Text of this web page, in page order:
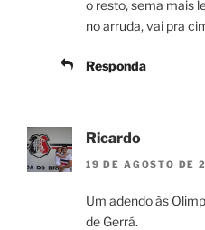
o resto, sema mais
no arruda, vai pra
Responda
Ricardo
19 DE AGOSTO DE
Um adendo às
de Gerrá.